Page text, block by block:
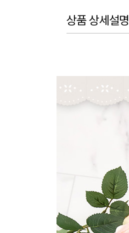
상품 상세설명